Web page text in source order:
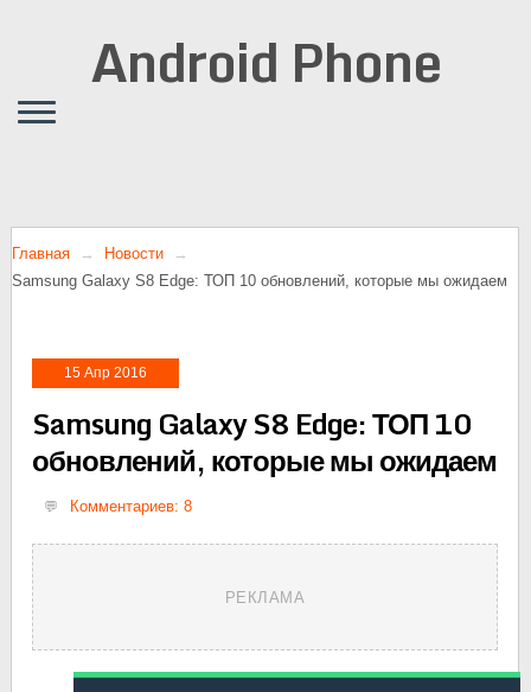
Android Phone
Главная
Новости
Samsung Galaxy S8 Edge: ТОП 10 обновлений, которые мы ожидаем
15 Апр 2016
Samsung Galaxy S8 Edge: ТОП 10
обновлений, которые мы ожидаем
Комментариев: 8
РЕКЛАМА